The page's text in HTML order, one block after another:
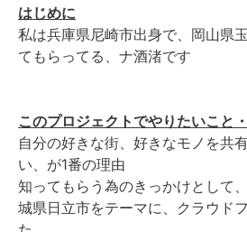
はじめに
私は兵庫県尼崎市出身で、岡山県
てもらってる、ナ酒渚です
このプロジェクトでやりたいこと
自分の好きな街、好きなモノを共
い、が1番の理由
知ってもらう為のきっかけとして
城県日立市をテーマに、クラウド